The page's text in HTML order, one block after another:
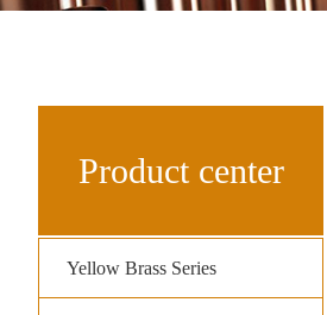
Product center
Yellow Brass Series